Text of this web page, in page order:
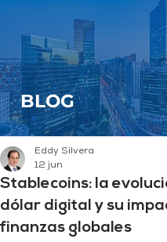
BLOG
Stablecoins: la
dólar digital y su
finanzas globales
Eddy Silvera
12 jun